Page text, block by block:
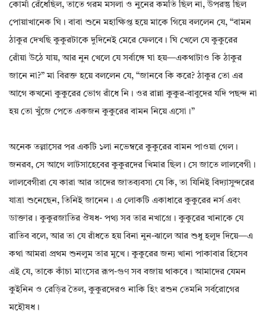
কোর্মা রেঁধেছিল, তাতে গরম মসলা ও নুনের কমতি ছিল না, উপরন্তু ছিল
পোয়াখানেক ঘি। বাবা শুনে মহাক্ষিপ্ত হয়ে মাকে গিয়ে বললেন যে, “বামন
ঠাকুর দেখছি কুকুরটাকে দুদিনেই মেরে ফেলবে। ঘি খেলে যে কুকুরের
রোঁয়া উঠে যায়, আর নুন খেলে যে সর্বাঙ্গে ঘা হয়—একথাটাও কি ঠাকুর
জানে না?” মা বিরক্ত হয়ে বললেন যে, “জানবে কি করে? ঠাকুর তো এর
আগে কখনো কুকুরের ভোগ রাঁধে নি। ওর রান্না কুকুর-বাবুদের যদি পছন্দ না
হয় তো খুঁজে পেতে একজন কুকুরের বামন নিয়ে এসো।”
অনেক তল্লাসের পর একটি ১লা নভেম্বরে কুকুরের বামন পাওয়া গেল।
জনরব, সে আগে লাটসাহেবের কুকুরদের খিমার ছিল। সে জাতে লালবেগী।
লালবেগীরা যে কারা আর তাদের জাতব্যবসা যে কি, তা যিনিই বিদ্যাসুন্দরের
যাত্রা শুনেছেন, তিনিই জানেন। এ লোকটি একাধারে কুকুরের নর্স এবং
ডাক্তার। কুকুরজাতির ঔষধ- পথ্য সব তার নখাগ্রে। কুকুরের খানাকে যে
রাতিব বলে, আর তা যে রাঁধতে হয় বিনা নুন-ঝালে আর শুধু হলুদ দিয়ে—এ
কথা আমরা প্রথম শুনলুম তার মুখে। কুকুরের জন্য খানা পাকাবার হিসেব
এই যে, তাকে কাঁচা মাংসের রূপ-গুণ সব বজায় থাকবে। আমাদের যেমন
কুইনিন ও রেড়ির তৈল, কুকুরদেরও নাকি হিং রশুন তেমনি সর্বরোগের
মহৌষধ।